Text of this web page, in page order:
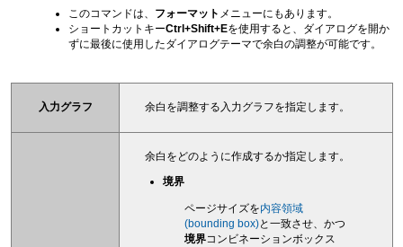
このコマンドは、 フォーマット メニューにもあります。
ショートカットキーCtrl+Shift+Eを使用すると、ダイアログを開か
ずに最後に使用したダイアログテーマで余白の調整が可能です。
入力グラフ 余白を調整する入力グラフを指定します。
余白をどのように作成するか指定します。
境界
ページサイズを内容領域
(bounding box)と一致させ、かつ
境界コンビネーションボックス